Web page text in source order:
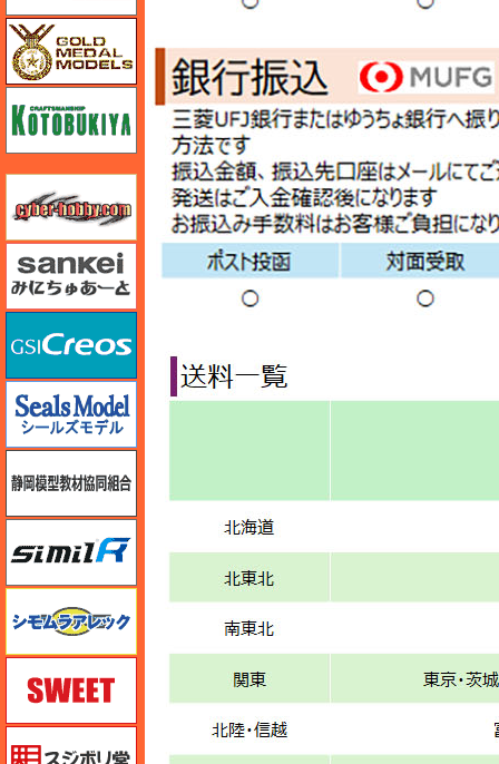
コトブキヤ
サイバーホビー
さんけい みにちゅあーと
シールズモデル
シミラー（similR）